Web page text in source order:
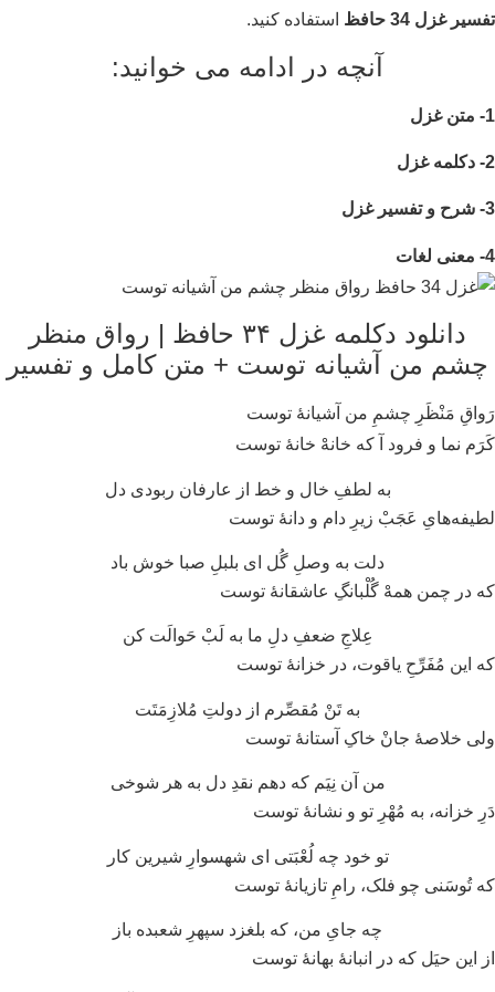
غزل 34 حافظ
استفاده کنید.
آنچه در ادامه می خوانید:
دانلود دکلمه غزل ۳۴ حافظ | رواق منظر
من آشیانه توست + متن کامل و تفسیر
مَنْظَرِ چشمِ من آشیانهٔ توست
نما و فرود آ که خانهْ خانهٔ توست
به لطفِ خال و خط از عارفان ربودی دل
عَجَبْ زیرِ دام و دانهٔ توست
دلت به وصلِ گُل ای بلبلِ صبا خوش باد
در چمن همهْ گُلْبانگِ عاشقانهٔ توست
عِلاجِ ضعفِ دلِ ما به لَبْ حَوالَت کن
این مُفَرِّحِ یاقوت، در خزانهٔ توست
به تَنْ مُقصِّرم از دولتِ مُلازِمَتَت
خلاصهٔ جانْ خاکِ آستانهٔ توست
من آن نِیَم که دهم نقدِ دل به هر شوخی
خزانه، به مُهْرِ تو و نشانهٔ توست
تو خود چه لُعْبَتی ای شهسوارِ شیرین کار
تُوسَنی چو فلک، رامِ تازیانهٔ توست
چه جایِ من، که بلغزد سپهرِ شعبده باز
این حیَل که در انبانهٔ بهانهٔ توست